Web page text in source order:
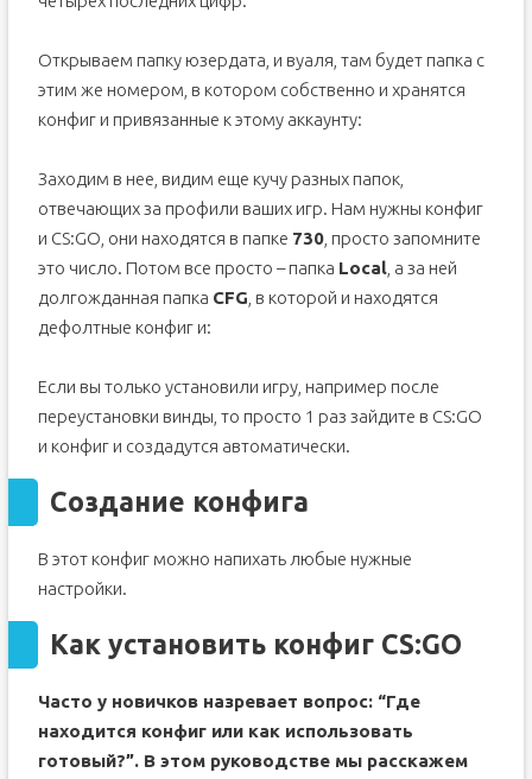
Открываем папку юзердата, и вуаля, там будет папка с
этим же номером, в котором собственно и хранятся
конфиг и привязанные к этому аккаунту:
Заходим в нее, видим еще кучу разных папок,
отвечающих за профили ваших игр. Нам нужны конфиг
и CS:GO, они находятся в папке 730, просто запомните
это число. Потом все просто – папка Local, а за ней
долгожданная папка CFG , в которой и находятся
дефолтные конфиг и:
Если вы только установили игру, например после
переустановки винды, то просто 1 раз зайдите в CS:GO
и конфиг и создадутся автоматически.
Создание конфига
В этот конфиг можно напихать любые нужные
настройки.
Как установить конфиг CS:GO
Часто у новичков назревает вопрос: “Где
находится конфиг или как использовать
готовый?”. В этом руководстве мы расскажем